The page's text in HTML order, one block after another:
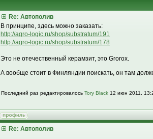
Re: Автополив
В принципе, здесь можно заказать:
http://agro-logic.ru/shop/substratum/191
http://agro-logic.ru/shop/substratum/178
Это не отечественный керамзит, это Grorox.
А вообще стоит в Финляндии поискать, он там
Последний раз редактировалось Tory Black 12 июн 2011,
Re: Автополив